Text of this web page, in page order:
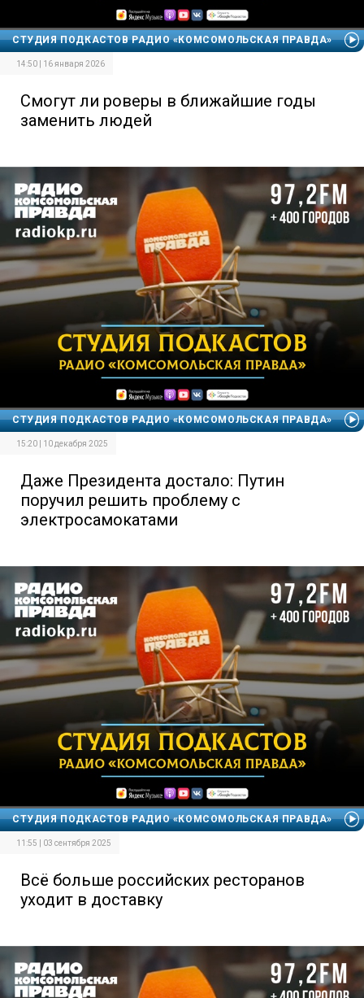
СТУДИЯ ПОДКАСТОВ РАДИО «КОМСОМОЛЬСКАЯ ПРАВДА»
14:50 | 16 января 2026
Смогут ли роверы в ближайшие годы
заменить людей
СТУДИЯ ПОДКАСТОВ РАДИО «КОМСОМОЛЬСКАЯ ПРАВДА»
15:20 | 10 декабря 2025
Даже Президента достало: Путин
поручил решить проблему с
электросамокатами
СТУДИЯ ПОДКАСТОВ РАДИО «КОМСОМОЛЬСКАЯ ПРАВДА»
11:55 | 03 сентября 2025
Всё больше российских ресторанов
уходит в доставку